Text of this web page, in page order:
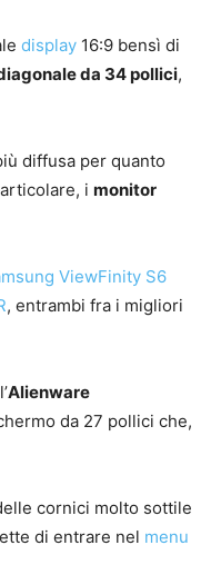
display 16:9 bensì di
da 34 pollici,
diffusa per quanto
i monitor
ViewFinity S6
, entrambi fra i migliori
Alienware
da 27 pollici che,
cornici molto sottile
di entrare nel menu